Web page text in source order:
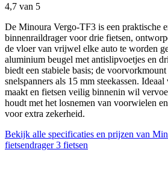
4,7 van 5
De Minoura Vergo-TF3 is een praktische
binnenraildrager voor drie fietsen,
de vloer van vrijwel elke auto te worden
aluminium beugel met antislipvoetjes en
biedt een stabiele basis; de
snelspanners als 15 mm steekassen.
maakt en fietsen veilig binnenin wil
houdt met het losnemen van voorwielen
voor extra zekerheid.
Bekijk alle specificaties en prijzen van
fietsendrager 3 fietsen